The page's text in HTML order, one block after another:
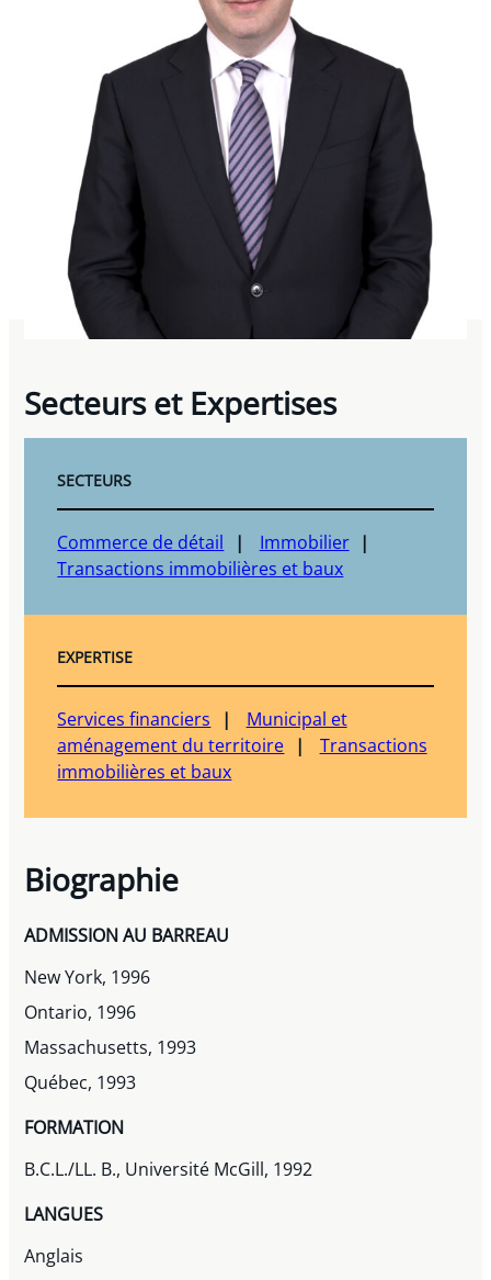
Secteurs et Expertises
SECTEURS
Commerce de détail
Immobilier
Transactions immobilières et baux
EXPERTISE
Services financiers
Municipal et
aménagement du territoire
Transactions
immobilières et baux
Biographie
ADMISSION AU BARREAU
New York, 1996
Ontario, 1996
Massachusetts, 1993
Québec, 1993
FORMATION
B.C.L./LL. B., Université McGill, 1992
LANGUES
Anglais